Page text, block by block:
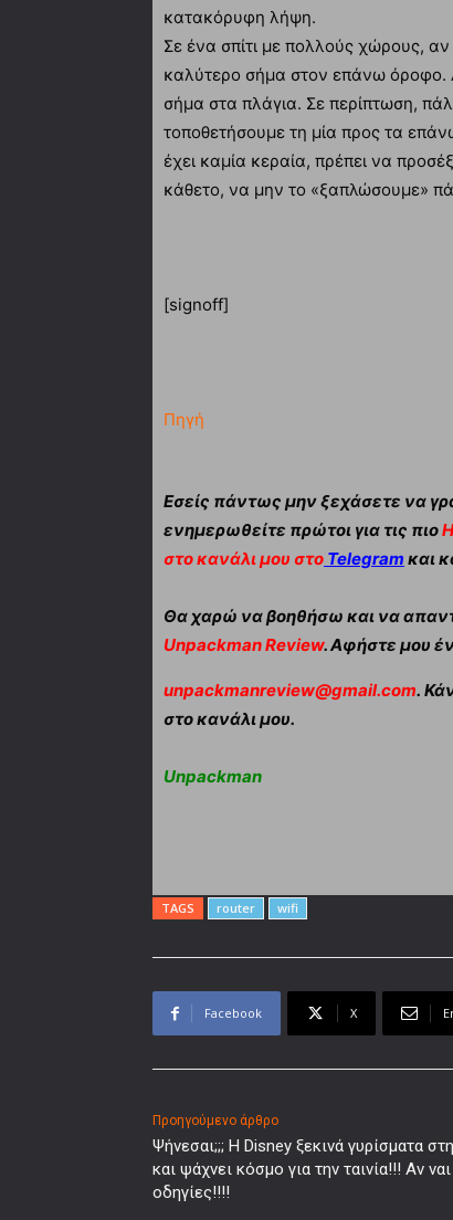
κατακόρυφη λήψη.
Σε ένα σπίτι με πολλούς χώρους,
καλύτερο σήμα στον επάνω όροφο.
σήμα στα πλάγια. Σε περίπτωση,
τοποθετήσουμε τη μία προς τα
έχει καμία κεραία, πρέπει να
κάθετο, να μην το «ξαπλώσουμε»
[signoff]
Πηγή
Εσείς πάντως μην ξεχάσετε να
ενημερωθείτε πρώτοι για τις πιο
στο κανάλι μου στο Telegram και
Θα χαρώ να βοηθήσω και να
Unpackman Review. Αφήστε μου
unpackmanreview@gmail.com.
στο κανάλι μου.
Unpackman
TAGS router wifi
Facebook X
Προηγούμενο άρθρο
Ψήνεσαι;;; Η Disney ξεκινά γυρίσματα
και ψάχνει κόσμο για την ταινία!!! Αν
οδηγίες!!!!